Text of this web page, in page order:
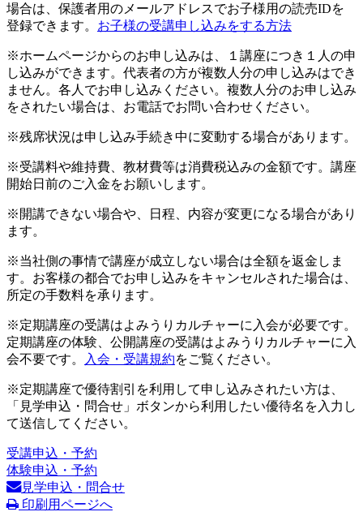
場合は、保護者用のメールアドレスでお子様用の読売IDを
登録できます。 お子様の受講申し込みをする方法
※ホームページからのお申し込みは、１講座につき１人の申
し込みができます。代表者の方が複数人分の申し込みはでき
ません。各人でお申し込みください。複数人分のお申し込み
をされたい場合は、お電話でお問い合わせください。
※残席状況は申し込み手続き中に変動する場合があります。
※受講料や維持費、教材費等は消費税込みの金額です。講座
開始日前のご入金をお願いします。
※開講できない場合や、日程、内容が変更になる場合があり
ます。
※当社側の事情で講座が成立しない場合は全額を返金しま
す。お客様の都合でお申し込みをキャンセルされた場合は、
所定の手数料を承ります。
※定期講座の受講はよみうりカルチャーに入会が必要です。
定期講座の体験、公開講座の受講はよみうりカルチャーに入
会不要です。
入会・受講規約をご覧ください。
※定期講座で優待割引を利用して申し込みされたい方は、
「見学申込・問合せ」ボタンから利用したい優待名を入力し
て送信してください。
受講申込・予約
体験申込・予約
見学申込・問合せ
印刷用ページへ